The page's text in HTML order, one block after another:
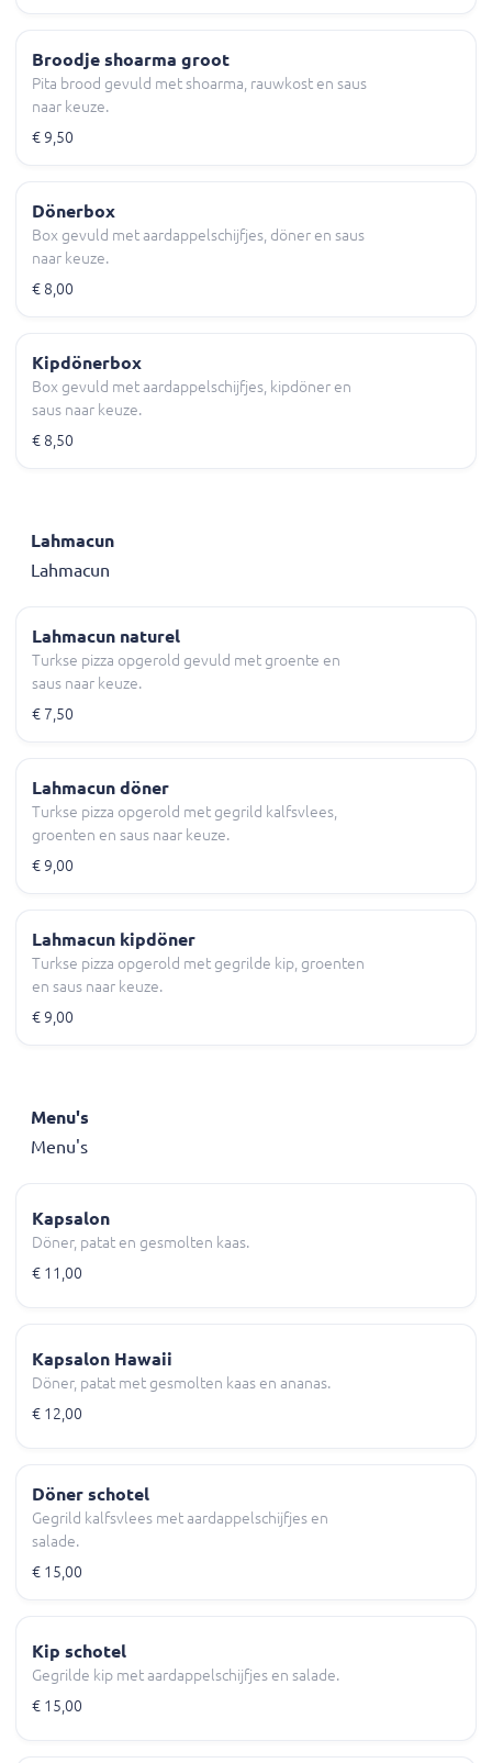
Broodje shoarma groot
Pita brood gevuld met shoarma, rauwkost en saus
naar keuze.
€ 9,50
Dönerbox
Box gevuld met aardappelschijfjes, döner en saus
naar keuze.
€ 8,00
Kipdönerbox
Box gevuld met aardappelschijfjes, kipdöner en
saus naar keuze.
€ 8,50
Lahmacun
Lahmacun
Lahmacun naturel
Turkse pizza opgerold gevuld met groente en
saus naar keuze.
€ 7,50
Lahmacun döner
Turkse pizza opgerold met gegrild kalfsvlees,
groenten en saus naar keuze.
€ 9,00
Lahmacun kipdöner
Turkse pizza opgerold met gegrilde kip, groenten
en saus naar keuze.
€ 9,00
Menu's
Menu's
Kapsalon
Döner, patat en gesmolten kaas.
€ 11,00
Kapsalon Hawaii
Döner, patat met gesmolten kaas en ananas.
€ 12,00
Döner schotel
Gegrild kalfsvlees met aardappelschijfjes en
salade.
€ 15,00
Kip schotel
Gegrilde kip met aardappelschijfjes en salade.
€ 15,00